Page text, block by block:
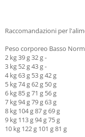
Raccomandazioni per
Peso corporeo Basso
2 kg 39 g 32 g -
3 kg 52 g 43 g -
4 kg 63 g 53 g 42 g
5 kg 74 g 62 g 50 g
6 kg 85 g 71 g 56 g
7 kg 94 g 79 g 63 g
8 kg 104 g 87 g 69 g
9 kg 113 g 94 g 75 g
10 kg 122 g 101 g 81 g